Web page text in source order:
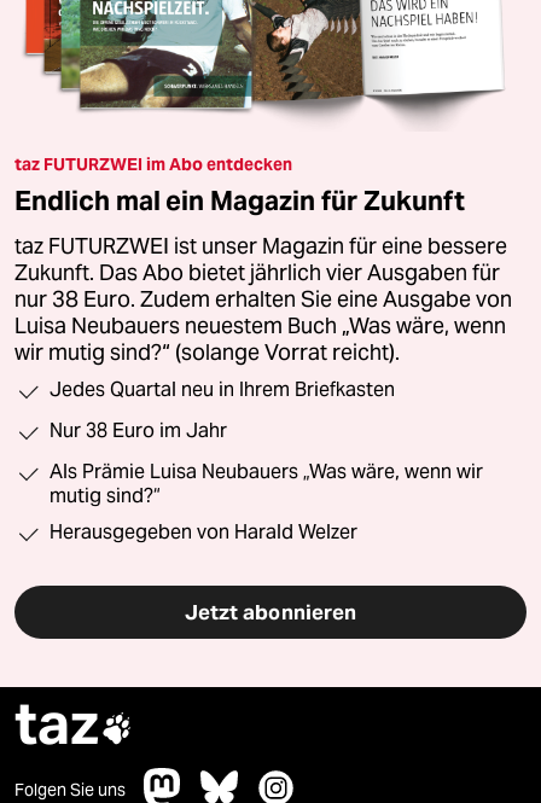
taz FUTURZWEI im Abo entdecken
Endlich mal ein Magazin für Zukunft
taz FUTURZWEI ist unser Magazin für eine bessere
Zukunft. Das Abo bietet jährlich vier Ausgaben für
nur 38 Euro. Zudem erhalten Sie eine Ausgabe von
Luisa Neubauers neuestem Buch „Was wäre, wenn
wir mutig sind?“ (solange Vorrat reicht).
Jedes Quartal neu in Ihrem Briefkasten
Nur 38 Euro im Jahr
Als Prämie Luisa Neubauers „Was wäre, wenn wir
mutig sind?“
Herausgegeben von Harald Welzer
Jetzt abonnieren
taz
Folgen Sie uns